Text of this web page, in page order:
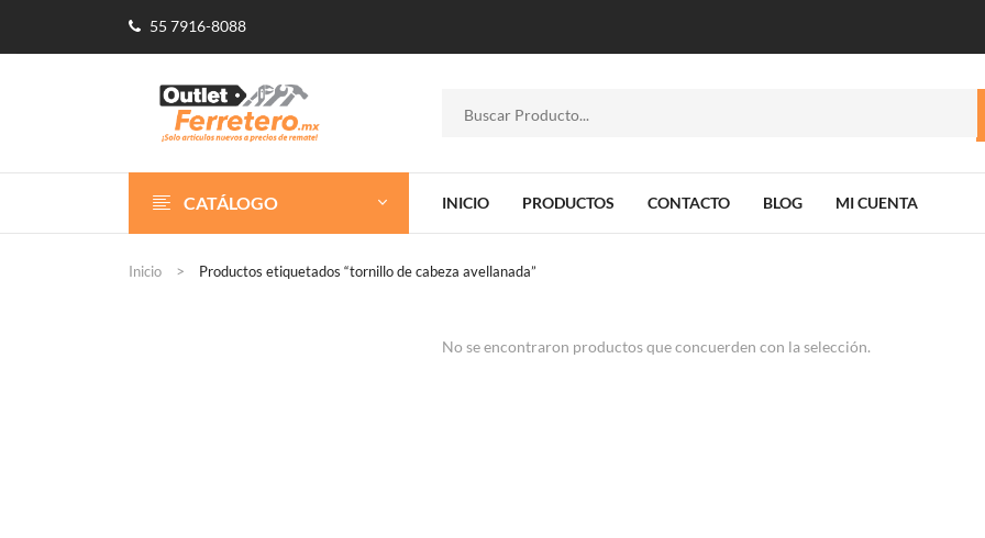
55 7916-8088
CATÁLOGO INICIO PRODUCTOS CONTACTO BLOG MI CUENTA
Inicio Productos etiquetados “tornillo de cabeza avellanada”
No se encontraron productos que concuerden con la selección.